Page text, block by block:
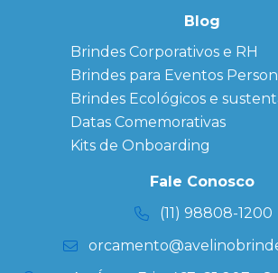
personalizados
Brindes
Corporativos
Copos
Personalizados
Datas Especiais
Ecobag
Personalizada
Kits
Blog
Brindes Corporativos e RH
Brindes para Eventos
Brindes Ecológicos e
Datas Comemorativas
Kits de Onboarding
Fale Conosco
(11) 98808-1200